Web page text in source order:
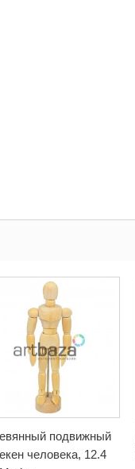
подвижный
человека, 12.4